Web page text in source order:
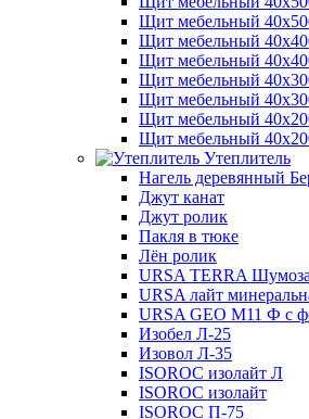
Щит мебельный
Щит мебельный
Щит мебельный
Щит мебельный
Щит мебельный
Щит мебельный
Щит мебельный
Утеплитель
Нагель деревянный
Джут канат
Джут ролик
Пакля в тюке
Лён ролик
URSA TERRA
URSA лайт
URSA GEO M11 Ф с
Изобел Л-25
Изовол Л-35
ISOROC изолайт Л
ISOROC изолайт
ISOROC П-75